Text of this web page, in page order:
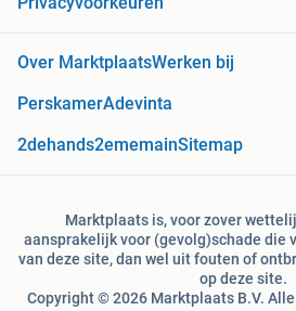
Over MarktplaatsWerken bij
PerskamerAdevinta
2dehands2ememainSitemap
Marktplaats is, voor zover
aansprakelijk voor (gevolg)schade die
van deze site, dan wel uit fouten of
op deze site.
Copyright © 2026 Marktplaats B.V.